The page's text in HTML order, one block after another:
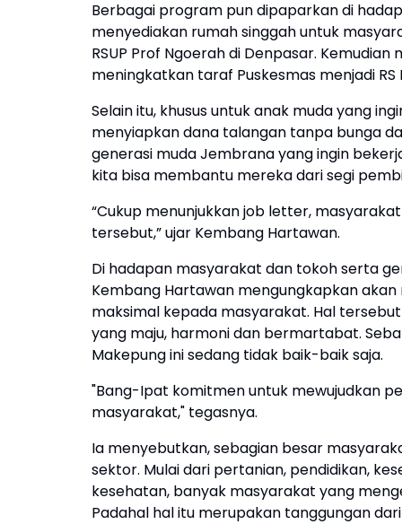
Berbagai program pun dipaparkan di
menyediakan rumah singgah untuk
RSUP Prof Ngoerah di Denpasar.
meningkatkan taraf Puskesmas menjadi RS
Selain itu, khusus untuk anak muda yang
menyiapkan dana talangan tanpa bunga
generasi muda Jembrana yang ingin
kita bisa membantu mereka dari segi
“Cukup menunjukkan job letter,
tersebut,” ujar Kembang Hartawan.
Di hadapan masyarakat dan tokoh serta
Kembang Hartawan mengungkapkan
maksimal kepada masyarakat. Hal
yang maju, harmoni dan bermartabat.
Makepung ini sedang tidak baik-baik saja.
"Bang-Ipat komitmen untuk mewujudkan
masyarakat," tegasnya.
Ia menyebutkan, sebagian besar
sektor. Mulai dari pertanian, pendidikan,
kesehatan, banyak masyarakat yang
Padahal hal itu merupakan tanggungan